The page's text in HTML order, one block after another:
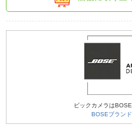
ビックカメラは
BOSEブラン